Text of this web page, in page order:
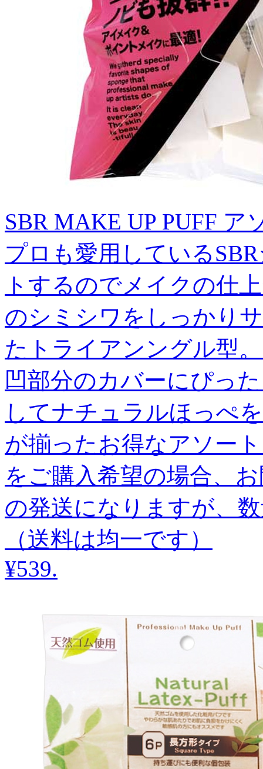
SBR MAKE UP PUFF ア
プロも愛用している
トするのでメイクの仕
のシミシワをしっかり
たトライアンングル型
凹部分のカバーにぴっ
してナチュラルほっぺ
が揃ったお得なアソー
をご購入希望の場合、
の発送になりますが、
（送料は均一です）
¥539.